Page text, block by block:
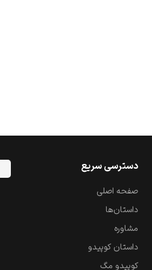
دسترسی سریع
صفحه اصلی
داستان‌ها
مشاوره
داستان کوپیدو
کوپیدو مگ